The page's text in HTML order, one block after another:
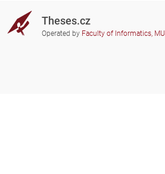
Theses.cz
Operated by Faculty of Informatics, MU